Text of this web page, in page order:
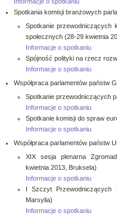
Spotkania komisji branżowych
Spotkanie przewodniczących
społecznych (28-29 kwietnia
Informacje o spotkaniu
Spójność polityki na rzecz
Informacje o spotkaniu
Współpraca parlamentów państw
Spotkanie przewodniczących
Informacje o spotkaniu
Spotkanie komisji do spraw
Informacje o spotkaniu
Współpraca parlamentów państw
XIX sesja plenarna
kwietnia 2013, Bruksela)
Informacje o spotkaniu
I Szczyt Przewodniczących
Marsylia)
Informacje o spotkaniu